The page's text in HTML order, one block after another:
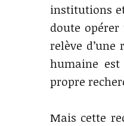
institutions
doute
relève
humaine
propre
Mais cette